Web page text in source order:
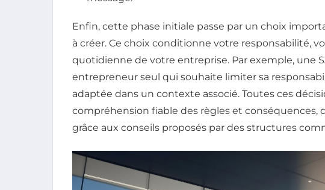
Enfin, cette phase initiale passe par un choix
à créer. Ce choix conditionne votre responsabilité,
quotidienne de votre entreprise. Par exemple, une
entrepreneur seul qui souhaite limiter sa
adaptée dans un contexte associé. Toutes ces
compréhension fiable des règles et
grâce aux conseils proposés par des structures